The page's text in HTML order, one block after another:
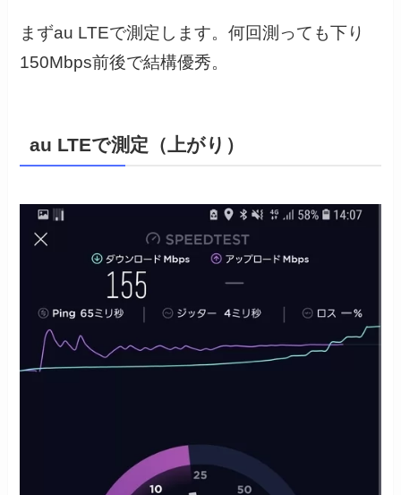
まずau LTEで測定します。何回測っても下り
150Mbps前後で結構優秀。
au LTEで測定（上がり）